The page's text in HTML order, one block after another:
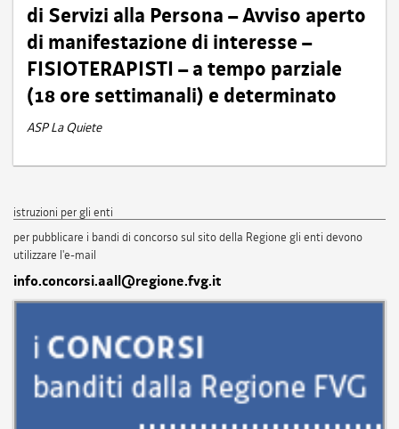
di Servizi alla Persona – Avviso aperto
di manifestazione di interesse –
FISIOTERAPISTI – a tempo parziale
(18 ore settimanali) e determinato
ASP La Quiete
istruzioni per gli enti
per pubblicare i bandi di concorso sul sito della Regione gli enti devono
utilizzare l'e-mail
info.concorsi.aall@regione.fvg.it